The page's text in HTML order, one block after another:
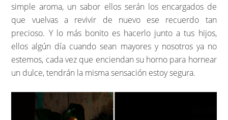
simple aroma, un sabor ellos serán los encargados de
que vuelvas a revivir de nuevo ese recuerdo tan
precioso. Y lo más bonito es hacerlo junto a tus hijos,
ellos algún día cuando sean mayores y nosotros ya no
estemos, cada vez que enciendan su horno para hornear
un dulce, tendrán la misma sensación estoy segura.